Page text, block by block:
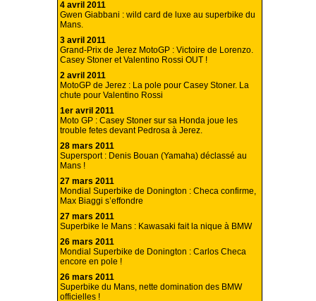
4 avril 2011
Gwen Giabbani : wild card de luxe au superbike du
Mans.
3 avril 2011
Grand-Prix de Jerez MotoGP : Victoire de Lorenzo.
Casey Stoner et Valentino Rossi OUT !
2 avril 2011
MotoGP de Jerez : La pole pour Casey Stoner. La
chute pour Valentino Rossi
1er avril 2011
Moto GP : Casey Stoner sur sa Honda joue les
trouble fetes devant Pedrosa à Jerez.
28 mars 2011
Supersport : Denis Bouan (Yamaha) déclassé au
Mans !
27 mars 2011
Mondial Superbike de Donington : Checa confirme,
Max Biaggi s’effondre
27 mars 2011
Superbike le Mans : Kawasaki fait la nique à BMW
26 mars 2011
Mondial Superbike de Donington : Carlos Checa
encore en pole !
26 mars 2011
Superbike du Mans, nette domination des BMW
officielles !